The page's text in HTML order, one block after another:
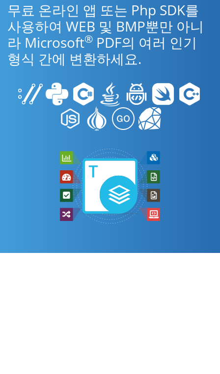
무료 온라인 앱 또는 Php SDK를
사용하여 WEB 및 BMP뿐만 아니
라 Microsoft® PDF의 여러 인기
형식 간에 변환하세요.